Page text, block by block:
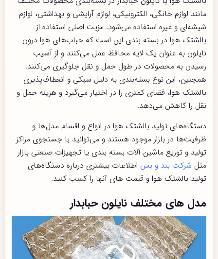
مانند لوازم خانگی، الکترونیکی، لوازم آرایشی و بهداشتی، لوازم
شیشه‌ای و غیره استفاده می‌شود. مزیت اصلی استفاده از
بالشتک هوا در بسته بندی این است که حباب‌های هوا درون
نایلون به عنوان یک لایه محافظ عمل می‌کنند و از آسیب
رسیدن به محصولات در طول حمل و نقل جلوگیری می‌کنند.
همچنین، این نوع بسته‌بندی به دلیل سبکی و انعطاف‌پذیری
بالشتک هوا، فضای کمتری را در اختیار می‌گیرد و هزینه حمل و
نقل را کاهش می‌دهد.
دستگاه‌های تولید بالشتک هوا در انواع و اقسام مدل‌ها و
ظرفیت‌ها در بازار موجود هستند و می‌توانید با جستجوی مراکز
تولید و توزیع ماشین آلات بسته بندی یا تجهیزات صنعتی بازار
مثل شرکت بند و بس اطلاعات بیشتری درباره دستگاه‌های
تولید بالشتک هوا و قیمت های آنها را کسب کنید.
مدل های مختلف نایلون حبابدار